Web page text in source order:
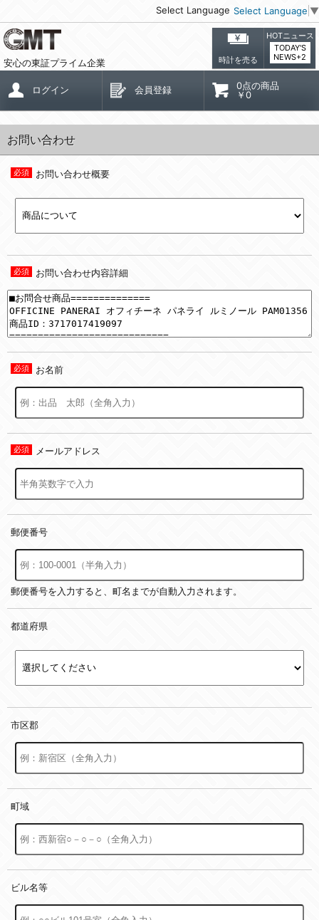
Select Language Select Language ▼
安心の東証プライム企業 時計を売る
HOTニュース
TODAY'S
NEWS+2
ログイン 会員登録
0点の商品
￥0
お問い合わせ
お問い合わせ概要
お問い合わせ内容詳細
お名前
メールアドレス
郵便番号
郵便番号を入力すると、町名までが自動入力されます。
都道府県
市区郡
町域
ビル名等